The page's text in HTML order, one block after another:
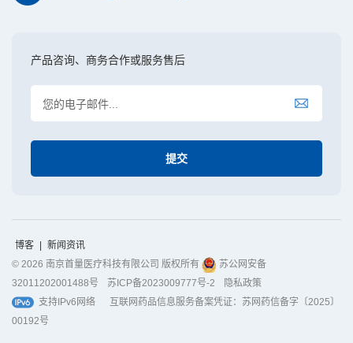
产品咨询、商务合作或服务售后
博客 | 新闻资讯
© 2026 南京首量医疗科技有限公司 版权所有
苏公网安备
32011202001488号
苏ICP备2023009777号-2
隐私政策
支持IPv6网络
互联网药品信息服务备案凭证：苏网药信备字〔2025〕
00192号